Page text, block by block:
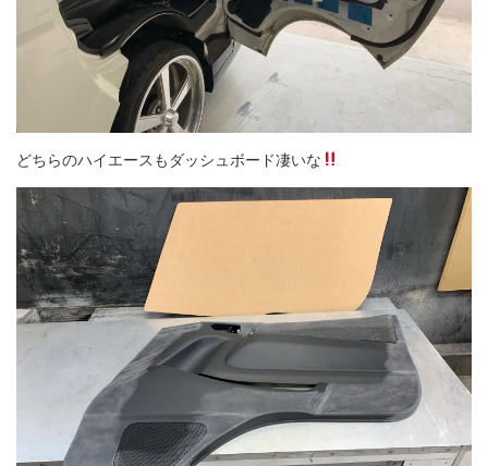
どちらのハイエースもダッシュボード凄いな